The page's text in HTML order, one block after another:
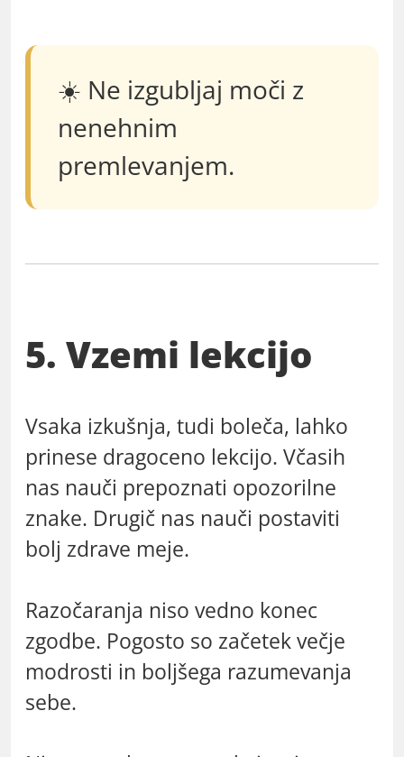
☀️ Ne izgubljaj moči z
nenehnim
premlevanjem.
5. Vzemi lekcijo
Vsaka izkušnja, tudi boleča, lahko
prinese dragoceno lekcijo. Včasih
nas nauči prepoznati opozorilne
znake. Drugič nas nauči postaviti
bolj zdrave meje.
Razočaranja niso vedno konec
zgodbe. Pogosto so začetek večje
modrosti in boljšega razumevanja
sebe.